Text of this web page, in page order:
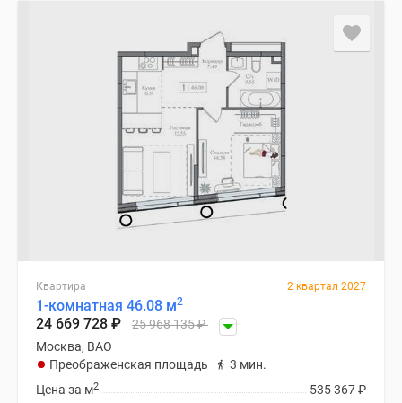
Квартира 2 квартал 2027
1-комнатная 46.08 м2
24 669 728 ₽ 25 968 135₽
Москва, ВАО
Преображенская площадь
3 мин.
535 367₽
Цена за м2